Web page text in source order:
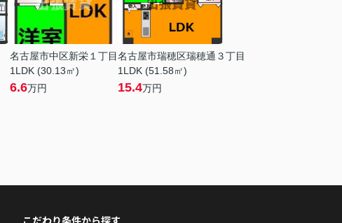
名古屋市中区新栄１丁目
1LDK (30.13㎡)
6.6万円
名古屋市瑞穂区瑞穂通３丁目
1LDK (51.58㎡)
15.4万円
こだわり条件から探す